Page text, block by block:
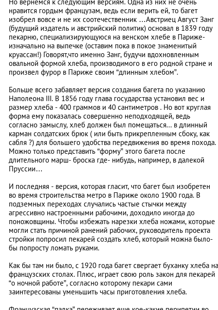
нравится гордым французам, ведь если верить ей, то багет
изобрел вовсе и не их соотечественник …Австриец Август Занг
(будущий издатель и австрийский политик) основал в 1839 году
пекарню, специализирующуюся на венском хлебе в Париже-
изначально на выпечке (оставим пока в покое знаменитый
круассан!) Говорят,что именно Занг, будучи вдохновленным
овальной формой хлеба, производимого в его родной стране и
произвел фурор в Париже своим “длинным хлебом”.
Больше всего забавляет версия создания багета по указанию
Наполеона III. В 1856 году глава государства установил вес и
размер хлеба - 400 граммов и 40 сантиметров . Но вот круглая
форма ему показалась совершенно неподходящей, ведь
согласно замыслу, хлеб должен был помещаться... в длинный
карман солдатских брюк ( или быть прикрепленным сбоку, как
сабля ?) для большего удобства передвижения во время похода.
Можно только представить “форму” этого багета после
длительного марш- броска где- нибудь, например, в далекой
Пруссии…
И последняя - версия, которая гласит, что багет был изобретен
во время строительства метро в Париже около 1900 года. В
подземных переходах случались частые стычки между
агрессивно настроенными рабочими, доходило иногда до
поножовщины. Чтобы избежать нарезки хлеба ножами, которые
могли стать причиной ранений рабочих, руководитель проекта
стройки попросил пекарей создать хлеб, который можна было-
бы попросту ломать руками.
Как бы там ни было, с 1920 года багет свергает буханку хлеба на
французских столах. Плюс, играет свою роль закон для пекарей
“о ночной работе”, согласно которому пекари сами
заинтересованы уменьшить часы приготовления хлеба.